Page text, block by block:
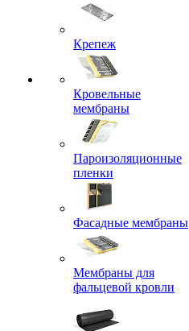
Крепеж
Кровельные
мембраны
Пароизоляционные
пленки
Фасадные мембраны
Мембраны для
фальцевой кровли